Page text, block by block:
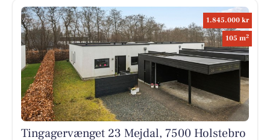
1.845.000 kr
105 m2
Tingagervænget 23 Mejdal, 7500 Holstebro